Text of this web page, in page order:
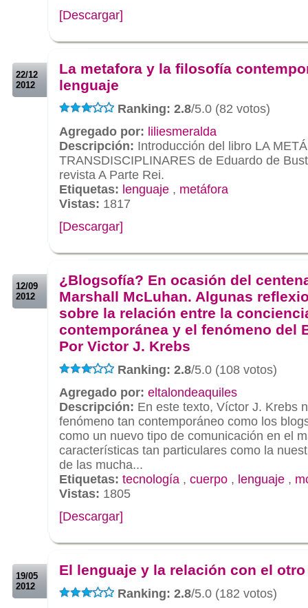
[Descargar]
22/12
2012
La metafora y la filosofía
lenguaje
Ranking: 2.8/5.0 (82 votos)
Agregado por: liliesmeralda
Descripción: Introducción del libro LA
TRANSDISCIPLINARES de Eduardo de
revista A Parte Rei.
Etiquetas: lenguaje , metáfora
Vistas: 1817
[Descargar]
12/09
2012
¿Blogsofía? En ocasión del
Marshall McLuhan. Algunas
sobre la relación entre la
contemporánea y el fenómeno del
Por Victor J. Krebs
Ranking: 2.8/5.0 (108 votos)
Agregado por: eltalondeaquiles
Descripción: En este texto, Víctor J. Krebs
fenómeno tan contemporáneo como los
como un nuevo tipo de comunicación en el
características tan particulares como la
de las mucha...
Etiquetas: tecnología , cuerpo , lenguaje ,
Vistas: 1805
[Descargar]
19/05
2012
El lenguaje y la relación con el otro
Ranking: 2.8/5.0 (182 votos)